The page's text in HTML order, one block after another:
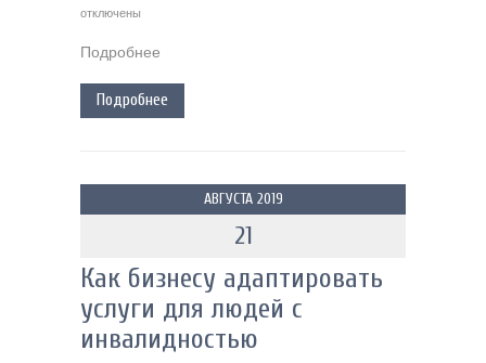
отключены
Подробнее
Подробнее
АВГУСТА 2019
21
Как бизнесу адаптировать
услуги для людей с
инвалидностью